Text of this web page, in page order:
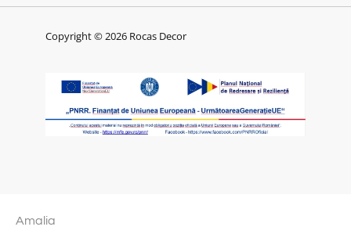
Copyright © 2026 Rocas Decor
Amalia